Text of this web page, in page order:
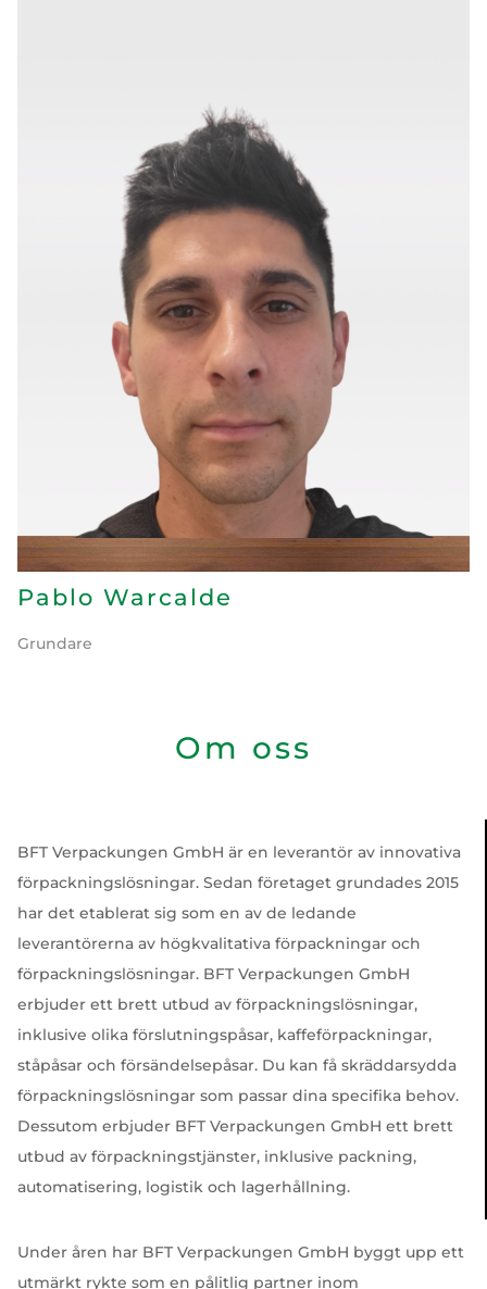
Pablo Warcalde
Grundare
Om oss
BFT Verpackungen GmbH är en leverantör av innovativa
förpackningslösningar. Sedan företaget grundades 2015
har det etablerat sig som en av de ledande
leverantörerna av högkvalitativa förpackningar och
förpackningslösningar. BFT Verpackungen GmbH
erbjuder ett brett utbud av förpackningslösningar,
inklusive olika förslutningspåsar, kaffeförpackningar,
ståpåsar och försändelsepåsar. Du kan få skräddarsydda
förpackningslösningar som passar dina specifika behov.
Dessutom erbjuder BFT Verpackungen GmbH ett brett
utbud av förpackningstjänster, inklusive packning,
automatisering, logistik och lagerhållning.
Under åren har BFT Verpackungen GmbH byggt upp ett
utmärkt rykte som en pålitlig partner inom